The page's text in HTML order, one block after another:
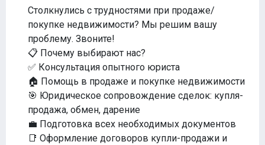
Столкнулись с трудностями при продаже/
покупке недвижимости? Мы решим вашу
проблему. Звоните!
📋 Почему выбирают нас?
✅ Консультация опытного юриста
🏠 Помощь в продаже и покупке недвижимости
🎯 Юридическое сопровождение сделок: купля-
продажа, обмен, дарение
💼 Подготовка всех необходимых документов
📑 Оформление договоров купли-продажи и